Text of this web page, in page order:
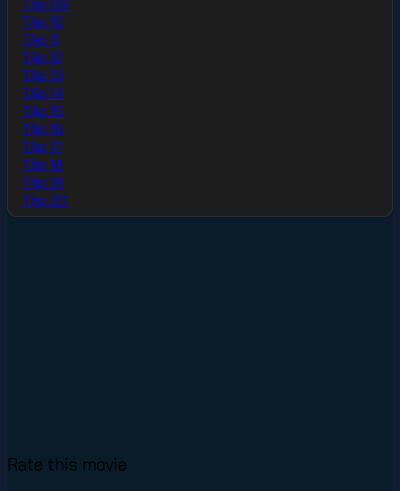
Tập 10
Tập 11
Tập 12
Tập 13
Tập 14
Tập 15
Tập 16
Tập 17
Tập 18
Tập 19
Tập 20
Rate this movie